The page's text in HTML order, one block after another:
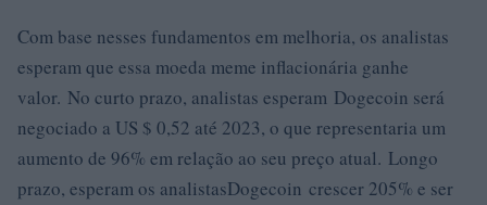
Com base nesses fundamentos em melhoria, os analistas
esperam que essa moeda meme inflacionária ganhe
valor. No curto prazo, analistas esperam Dogecoin será
negociado a US $ 0,52 até 2023, o que representaria um
aumento de 96% em relação ao seu preço atual. Longo
prazo, esperam os analistasDogecoin crescer 205% e ser